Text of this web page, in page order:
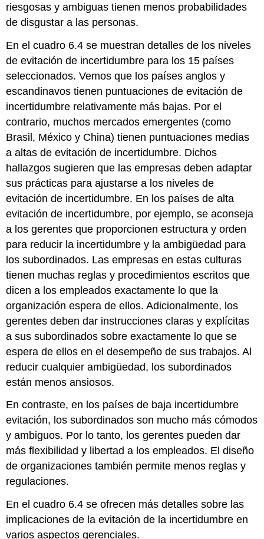
riesgosas y ambiguas tienen menos probabilidades
de disgustar a las personas.
En el cuadro 6.4 se muestran detalles de los niveles
de evitación de incertidumbre para los 15 países
seleccionados. Vemos que los países anglos y
escandinavos tienen puntuaciones de evitación de
incertidumbre relativamente más bajas. Por el
contrario, muchos mercados emergentes (como
Brasil, México y China) tienen puntuaciones medias
a altas de evitación de incertidumbre. Dichos
hallazgos sugieren que las empresas deben adaptar
sus prácticas para ajustarse a los niveles de
evitación de incertidumbre. En los países de alta
evitación de incertidumbre, por ejemplo, se aconseja
a los gerentes que proporcionen estructura y orden
para reducir la incertidumbre y la ambigüedad para
los subordinados. Las empresas en estas culturas
tienen muchas reglas y procedimientos escritos que
dicen a los empleados exactamente lo que la
organización espera de ellos. Adicionalmente, los
gerentes deben dar instrucciones claras y explícitas
a sus subordinados sobre exactamente lo que se
espera de ellos en el desempeño de sus trabajos. Al
reducir cualquier ambigüedad, los subordinados
están menos ansiosos.
En contraste, en los países de baja incertidumbre
evitación, los subordinados son mucho más cómodos
y ambiguos. Por lo tanto, los gerentes pueden dar
más flexibilidad y libertad a los empleados. El diseño
de organizaciones también permite menos reglas y
regulaciones.
En el cuadro 6.4 se ofrecen más detalles sobre las
implicaciones de la evitación de la incertidumbre en
varios aspectos gerenciales.